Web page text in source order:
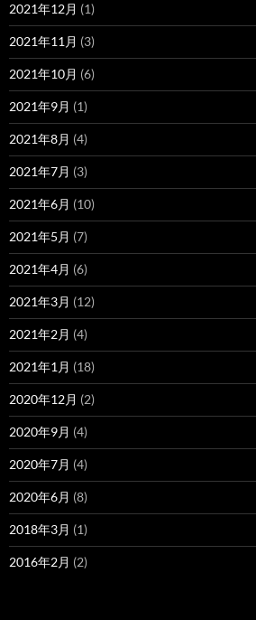
2021年12月 (1)
2021年11月 (3)
2021年10月 (6)
2021年9月 (1)
2021年8月 (4)
2021年7月 (3)
2021年6月 (10)
2021年5月 (7)
2021年4月 (6)
2021年3月 (12)
2021年2月 (4)
2021年1月 (18)
2020年12月 (2)
2020年9月 (4)
2020年7月 (4)
2020年6月 (8)
2018年3月 (1)
2016年2月 (2)